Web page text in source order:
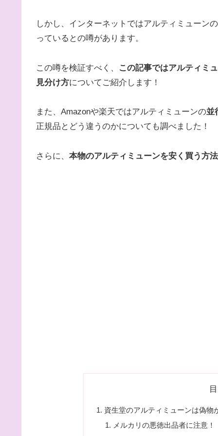
しかし、インターネットではアルティミューン
っているとの噂があります。
この噂を検証すべく、
この記事ではアルティミ
見分け方についてご紹介します！
また、Amazonや楽天ではアルティミューンの並
正規品とどう違うのかについても調べました！
さらに、 本物のアルティミューンを安く買う方法
資生堂のアルティミューンは偽物
メルカリの悪徳出品者に注意！